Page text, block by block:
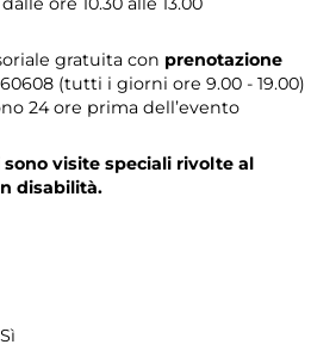
gratuita con prenotazione
(tutti i giorni ore 9.00 - 19.00)
24 ore prima dell’evento
visite speciali rivolte al
disabilità.
Sì